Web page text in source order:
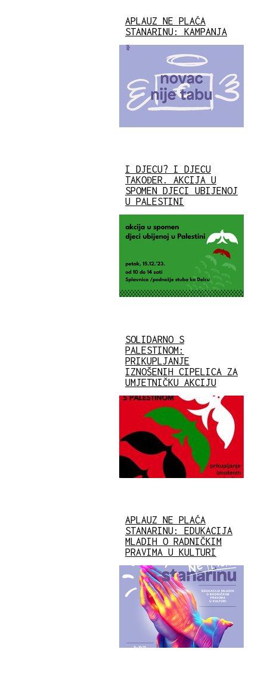
APLAUZ NE PLAĆA
STANARINU: KAMPANJA
I DJECU? I DJECU
TAKOĐER. AKCIJA U
SPOMEN DJECI UBIJENOJ
U PALESTINI
SOLIDARNO S
PALESTINOM:
PRIKUPLJANJE
IZNOŠENIH CIPELICA ZA
UMJETNIČKU AKCIJU
APLAUZ NE PLAĆA
STANARINU: EDUKACIJA
MLADIH O RADNIČKIM
PRAVIMA U KULTURI